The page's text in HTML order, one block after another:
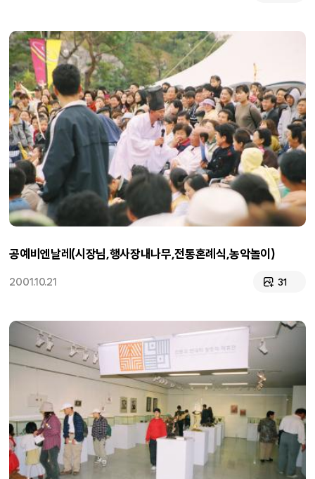
공예비엔날레(시장님,행사장내나무,전통혼례식,농악놀이)
2001.10.21 31